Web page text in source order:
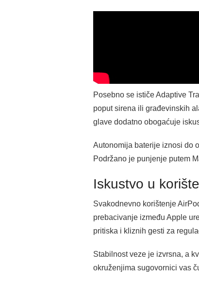
Posebno se ističe Adaptive
poput sirena ili građevinskih
glave dodatno obogaćuje
Autonomija baterije iznosi do
Podržano je punjenje putem
Iskustvo u
Svakodnevno korištenje
prebacivanje između Apple
pritiska i kliznih gesti za
Stabilnost veze je izvrsna, a
okruženjima sugovornici vas